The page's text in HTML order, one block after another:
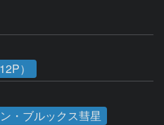
）
・ブルックス彗星